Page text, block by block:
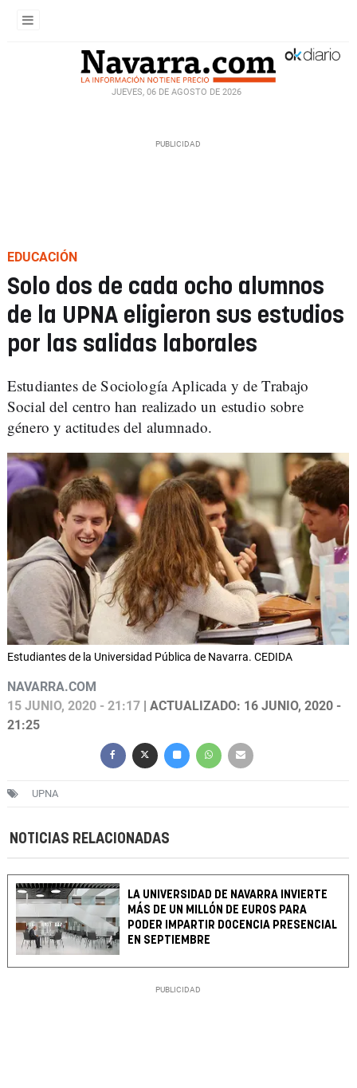
JUEVES, 06 DE AGOSTO DE 2026
EDUCACIÓN
Solo dos de cada ocho alumnos
de la UPNA eligieron sus estudios
por las salidas laborales
Estudiantes de Sociología Aplicada y de Trabajo
Social del centro han realizado un estudio sobre
género y actitudes del alumnado.
Estudiantes de la Universidad Pública de Navarra. CEDIDA
NAVARRA.COM
15 JUNIO, 2020 - 21:17 | ACTUALIZADO: 16 JUNIO, 2020 -
21:25
UPNA
NOTICIAS RELACIONADAS
LA UNIVERSIDAD DE NAVARRA INVIERTE
MÁS DE UN MILLÓN DE EUROS PARA
PODER IMPARTIR DOCENCIA PRESENCIAL
EN SEPTIEMBRE